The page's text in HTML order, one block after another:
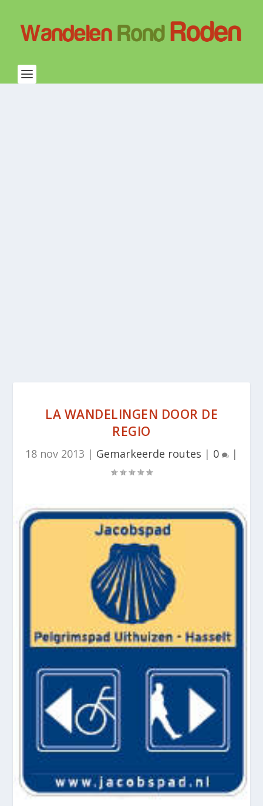
LA WANDELINGEN DOOR DE
REGIO
18 nov 2013 | Gemarkeerde routes | 0 |